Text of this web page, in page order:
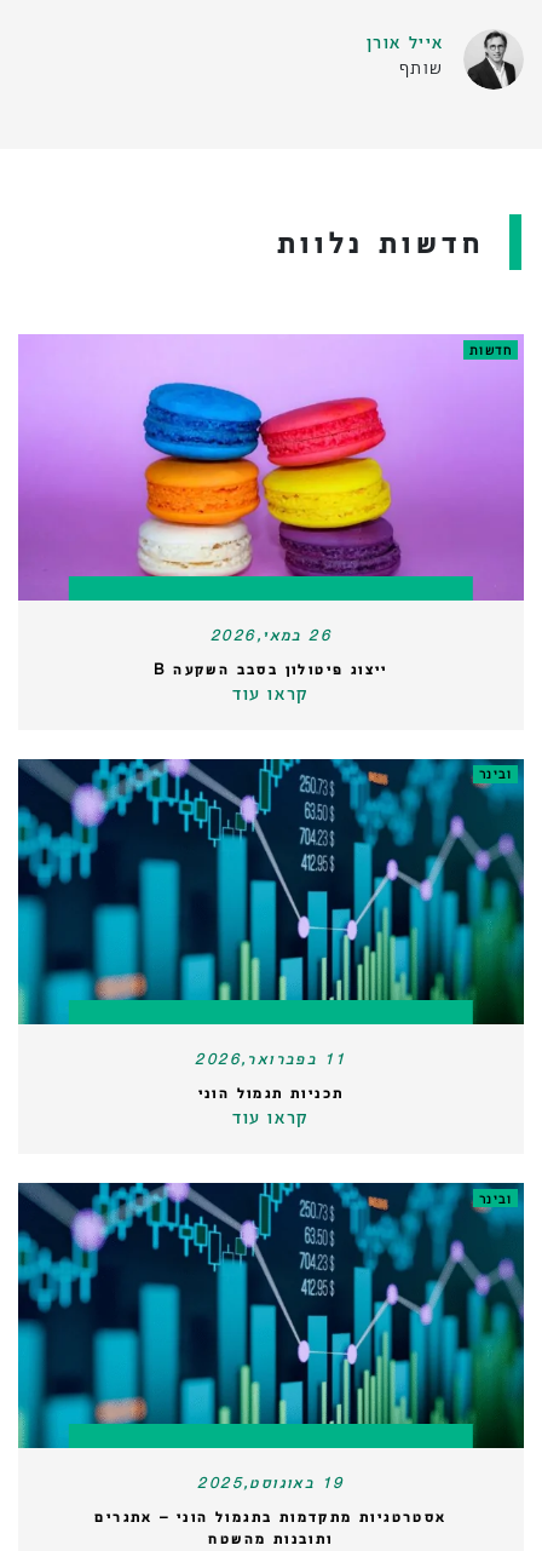
אייל אורן
שותף
חדשות נלוות
חדשות
26 במאי,2026
ייצוג פיטולון בסבב השקעה B
קראו עוד
ובינר
11 בפברואר,2026
תכניות תגמול הוני
קראו עוד
ובינר
19 באוגוסט,2025
אסטרטגיות מתקדמות בתגמול הוני – אתגרים
ותובנות מהשטח